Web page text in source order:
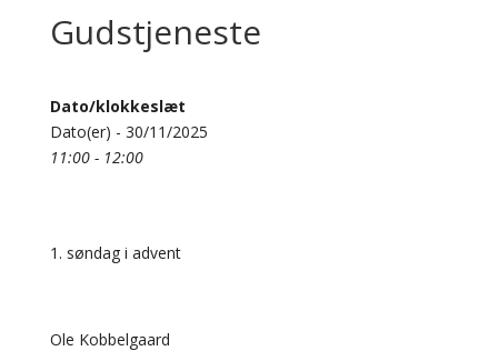
Gudstjeneste
Dato/klokkeslæt
Dato(er) - 30/11/2025
11:00 - 12:00
søndag i advent
Ole Kobbelgaard